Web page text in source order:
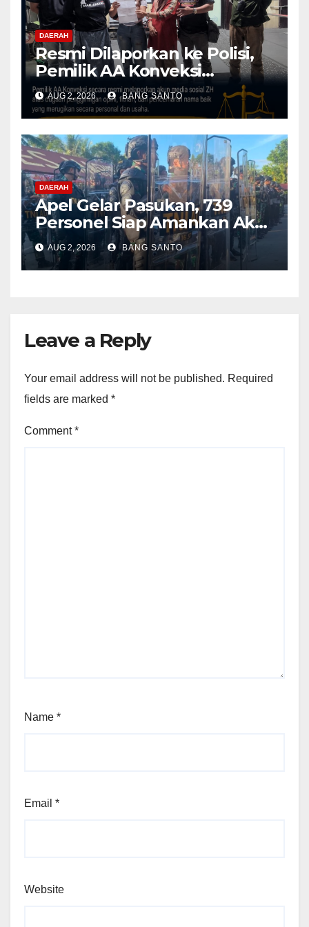
DAERAH
Resmi Dilaporkan ke Polisi,
Pemilik AA Konveksi
Didampingi Tim Advokat
Lentera Netizen Indonesia (L-
NET-ID)
AUG 2, 2026 BANG SANTO
DAERAH
Apel Gelar Pasukan, 739
Personel Siap Amankan Aksi
Damai KNPB di Kantor MRP
Papua Tengah
AUG 2, 2026 BANG SANTO
Leave a Reply
Your email address will not be published. Required
fields are marked *
Comment*
Name *
Email *
Website